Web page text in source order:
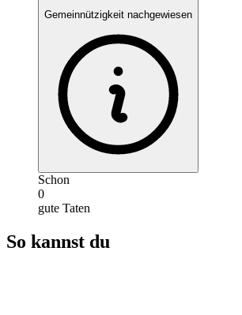
Gemeinnützigkeit nachgewiesen
Schon
0
gute Taten
So kannst du